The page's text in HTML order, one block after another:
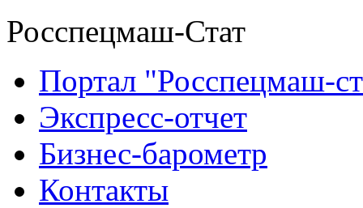
Росспецмаш-Стат
Портал "Росспецмаш-
Экспресс-отчет
Бизнес-барометр
Контакты